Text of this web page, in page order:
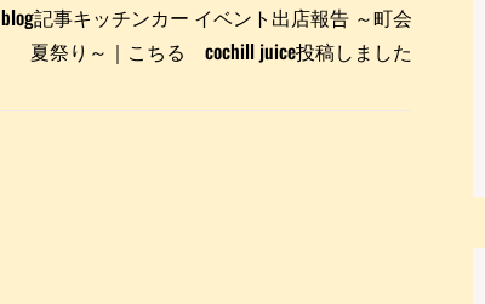
blog記事キッチンカー イベント出店報告 ～町会
夏祭り～｜こちる cochill juice投稿しました